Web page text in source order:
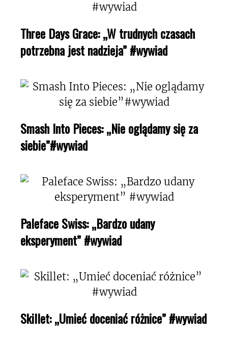
Three Days Grace: „W trudnych czasach
potrzebna jest nadzieja” #wywiad
Smash Into Pieces: „Nie oglądamy się za
siebie”#wywiad
Paleface Swiss: „Bardzo udany
eksperyment” #wywiad
Skillet: „Umieć doceniać różnice” #wywiad